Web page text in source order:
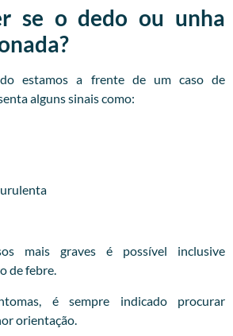
se o dedo ou unha
estamos a frente de um caso de
alguns sinais como:
mais graves é possível inclusive
de febre.
é sempre indicado procurar
orientação.